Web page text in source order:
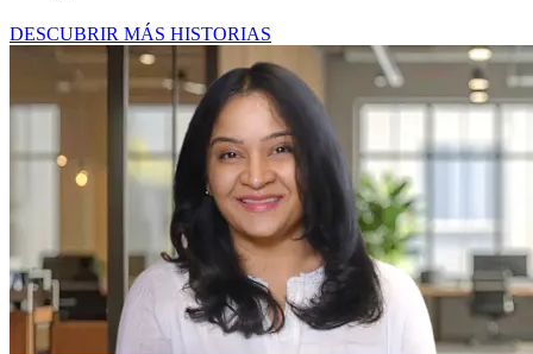
DESCUBRIR MÁS HISTORIAS